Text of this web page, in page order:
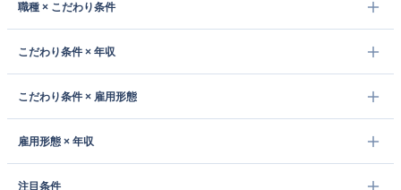
職種 × こだわり条件
こだわり条件 × 年収
こだわり条件 × 雇用形態
雇用形態 × 年収
注目条件